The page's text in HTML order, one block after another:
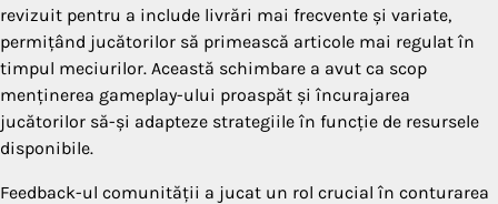
revizuit pentru a include livrări mai frecvente și variate,
permițând jucătorilor să primească articole mai regulat în
timpul meciurilor. Această schimbare a avut ca scop
menținerea gameplay-ului proaspăt și încurajarea
jucătorilor să-și adapteze strategiile în funcție de resursele
disponibile.
Feedback-ul comunității a jucat un rol crucial în conturarea